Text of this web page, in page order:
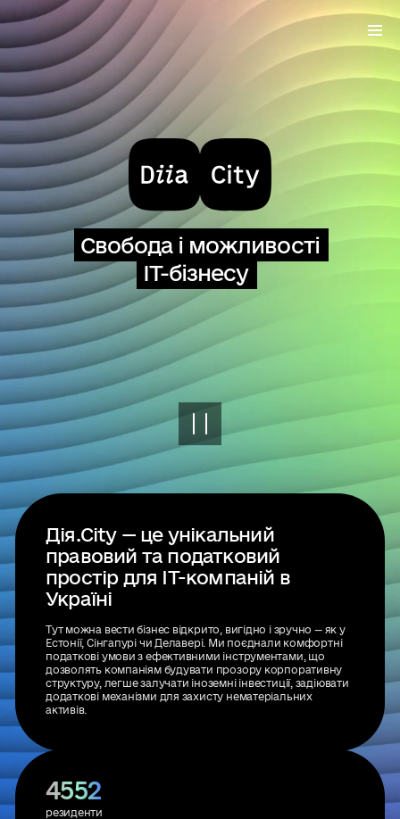
Свобода і можливості
IT-бізнесу
Дія.City — це унікальний
правовий та податковий
простір для IT-компаній в
Україні
Тут можна вести бізнес відкрито, вигідно і зручно — як у
Естонії, Сінгапурі чи Делавері. Ми поєднали комфортні
податкові умови з ефективними інструментами, що
дозволять компаніям будувати прозору корпоративну
структуру, легше залучати іноземні інвестиції, задіювати
додаткові механізми для захисту нематеріальних
активів.
4552
резиденти